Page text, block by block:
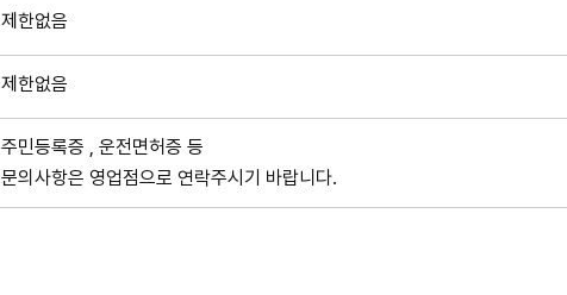
제한없음
제한없음
주민등록증 , 운전면허증 등
문의사항은 영업점으로 연락주시기 바랍니다.